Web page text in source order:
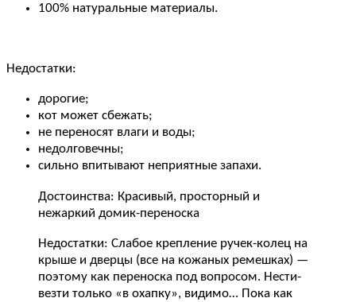
100% натуральные материалы.
Недостатки:
дорогие;
кот может сбежать;
не переносят влаги и воды;
недолговечны;
сильно впитывают неприятные запахи.
Достоинства: Красивый, просторный и
нежаркий домик-переноска
Недостатки: Слабое крепление ручек-колец на
крыше и дверцы (все на кожаных ремешках) —
поэтому как переноска под вопросом. Нести-
везти только «в охапку», видимо… Пока как